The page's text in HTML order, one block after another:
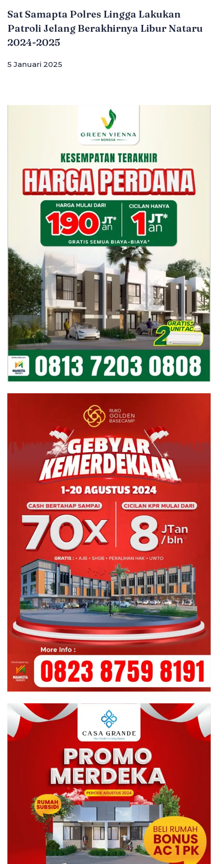
Sat Samapta Polres Lingga Lakukan
Patroli Jelang Berakhirnya Libur Nataru
2024-2025
5 Januari 2025